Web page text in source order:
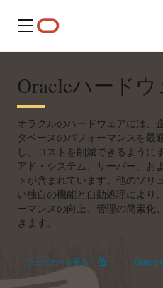
メニュー
Oracleハードウ
オラクルのハードウェアには、
タベースのパフォーマンスを最
し、コストを削減できるように
アド・システム、サーバー、お
トが含まれています。他のソリ
い独自の機能と自動処理により
ーマンスの向上、管理の簡素化
きます。
ウェビナーを見る
X11M
詳
Oracle